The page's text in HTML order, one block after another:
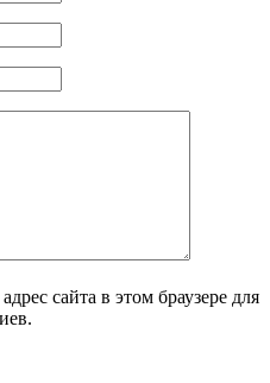
сайта в этом браузере для